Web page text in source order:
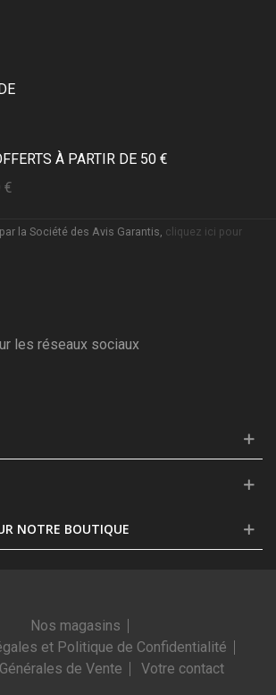
À PARTIR DE 50 €
€
la Société des Avis Garantis, cliquez ici pour
les réseaux sociaux
NOTRE BOUTIQUE
Nos magasins
et Politique de Confidentialité
de Vente
Votre contact